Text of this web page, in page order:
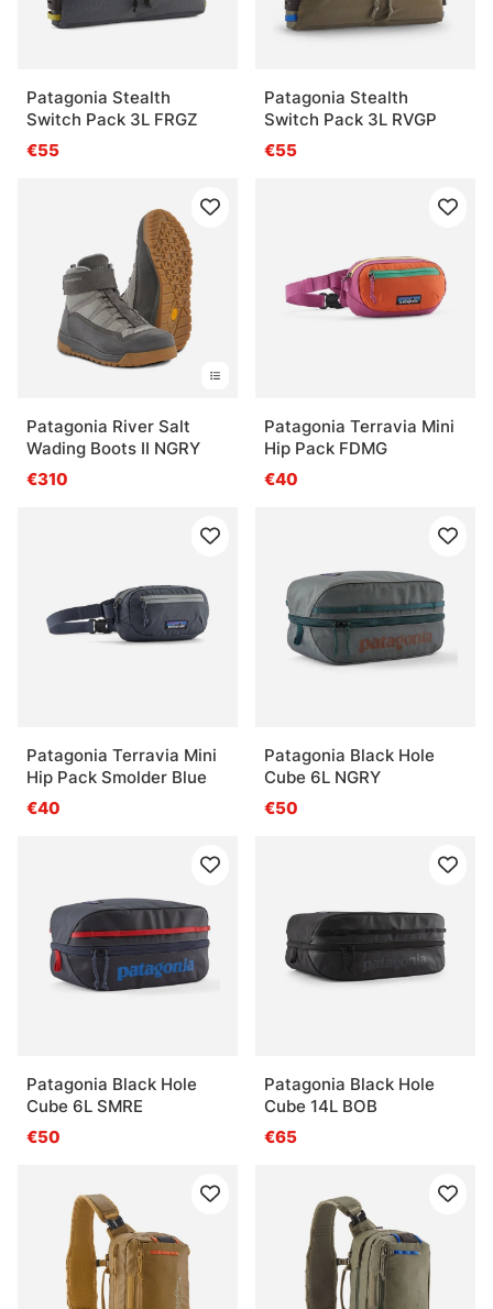
Patagonia Stealth
Switch Pack 3L FRGZ
€55
Patagonia Stealth
Switch Pack 3L RVGP
€55
Patagonia River Salt
Wading Boots II NGRY
€310
Patagonia Terravia Mini
Hip Pack FDMG
€40
Patagonia Terravia Mini
Hip Pack Smolder Blue
€40
Patagonia Black Hole
Cube 6L NGRY
€50
Patagonia Black Hole
Cube 6L SMRE
€50
Patagonia Black Hole
Cube 14L BOB
€65